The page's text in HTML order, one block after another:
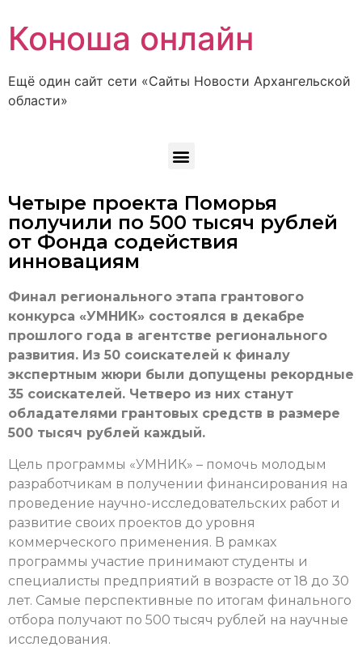
Коноша онлайн
Ещё один сайт сети «Сайты Новости Архангельской
области»
Четыре проекта Поморья
получили по 500 тысяч рублей
от Фонда содействия
инновациям
Финал регионального этапа грантового
конкурса «УМНИК» состоялся в декабре
прошлого года в агентстве регионального
развития. Из 50 соискателей к финалу
экспертным жюри были допущены рекордные
35 соискателей. Четверо из них станут
обладателями грантовых средств в размере
500 тысяч рублей каждый.
Цель программы «УМНИК» – помочь молодым
разработчикам в получении финансирования на
проведение научно-исследовательских работ и
развитие своих проектов до уровня
коммерческого применения. В рамках
программы участие принимают студенты и
специалисты предприятий в возрасте от 18 до 30
лет. Самые перспективные по итогам финального
отбора получают по 500 тысяч рублей на научные
исследования.